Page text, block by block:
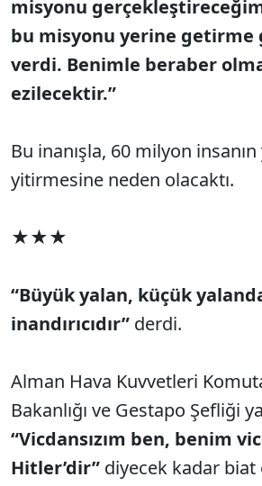
misyonu
bu misyonu yerine getirme
verdi. Benimle beraber
ezilecektir.”
Bu inanışla, 60 milyon insanın
yitirmesine neden olacaktı.
★★★
“Büyük yalan, küçük
inandırıcıdır” derdi.
Alman Hava Kuvvetleri
Bakanlığı ve Gestapo Şefliği
“Vicdansızım ben, benim
Hitler’dir” diyecek kadar